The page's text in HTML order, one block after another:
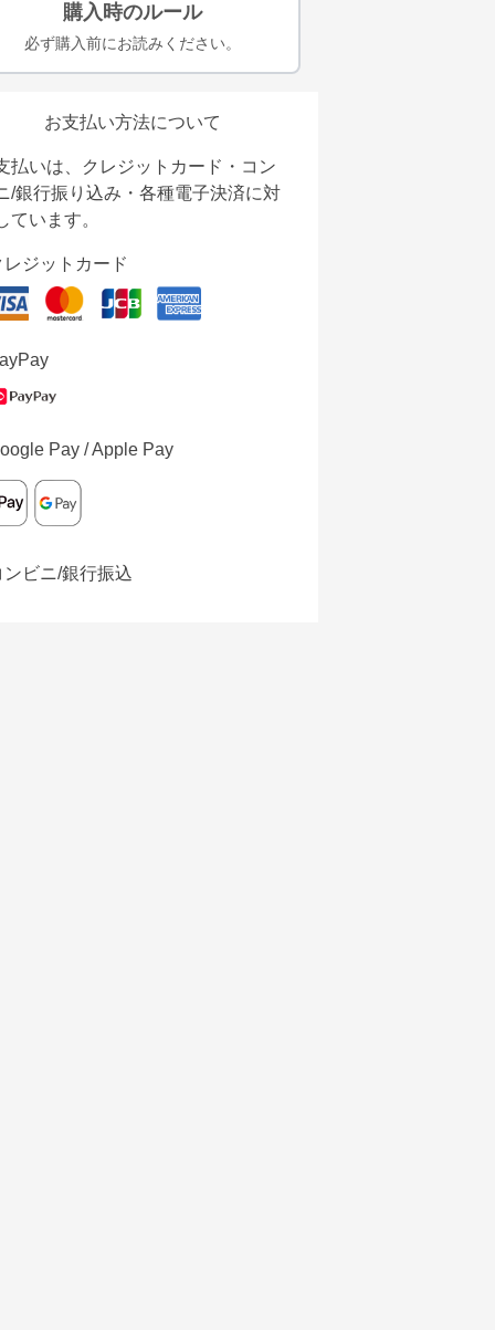
購入時のルール
必ず購入前にお読みください。
お支払い方法について
払いは、クレジットカード・コン
/銀行振り込み・各種電子決済に対
ています。
レジットカード
Pay / Apple Pay
ンビニ/銀行振込